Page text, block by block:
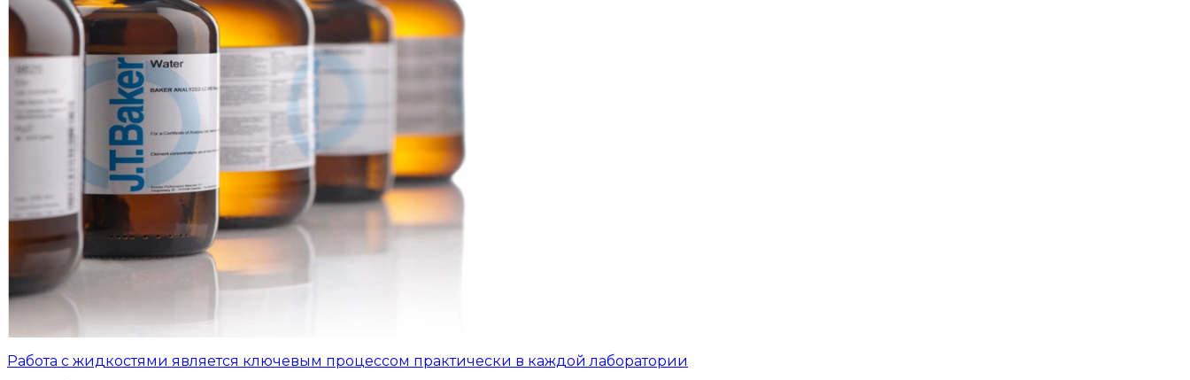
Работа с жидкостями является ключевым процессом практически в каждой лаборатории